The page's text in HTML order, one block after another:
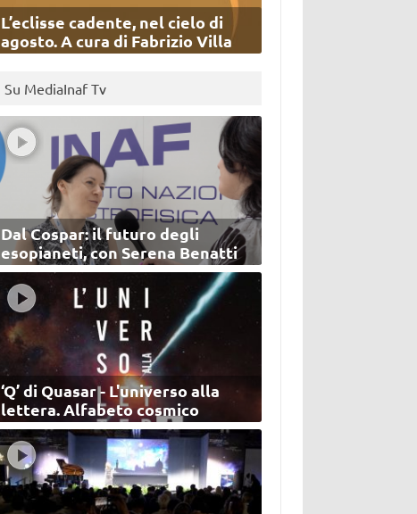
L’eclisse cadente, nel cielo di
agosto. A cura di Fabrizio Villa
Su MediaInaf Tv
Dal Cospar: il futuro degli
esopianeti, con Serena Benatti
‘Q’ di Quasar - L'universo alla
lettera. Alfabeto cosmico